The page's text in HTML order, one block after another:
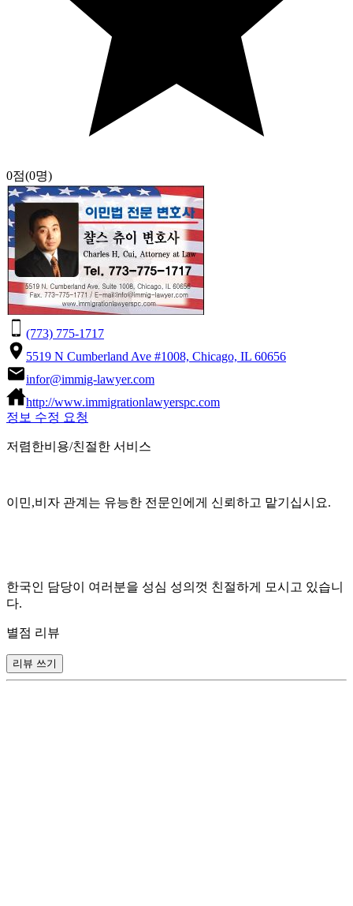
0점(0명)
(773) 775-1717
5519 N Cumberland Ave #1008, Chicago, IL 60656
infor@immig-lawyer.com
http://www.immigrationlawyerspc.com
정보 수정 요청
저렴한비용/친절한 서비스
이민,비자 관계는 유능한 전문인에게 신뢰하고 맡기십시요.
한국인 담당이 여러분을 성심 성의껏 친절하게 모시고 있습니
다.
별점 리뷰
리뷰 쓰기